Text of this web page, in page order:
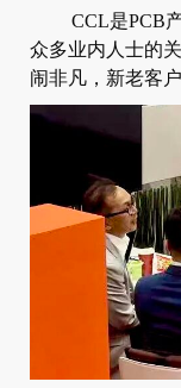
CCL是PCB
众多业内人士的
闹非凡，新老客